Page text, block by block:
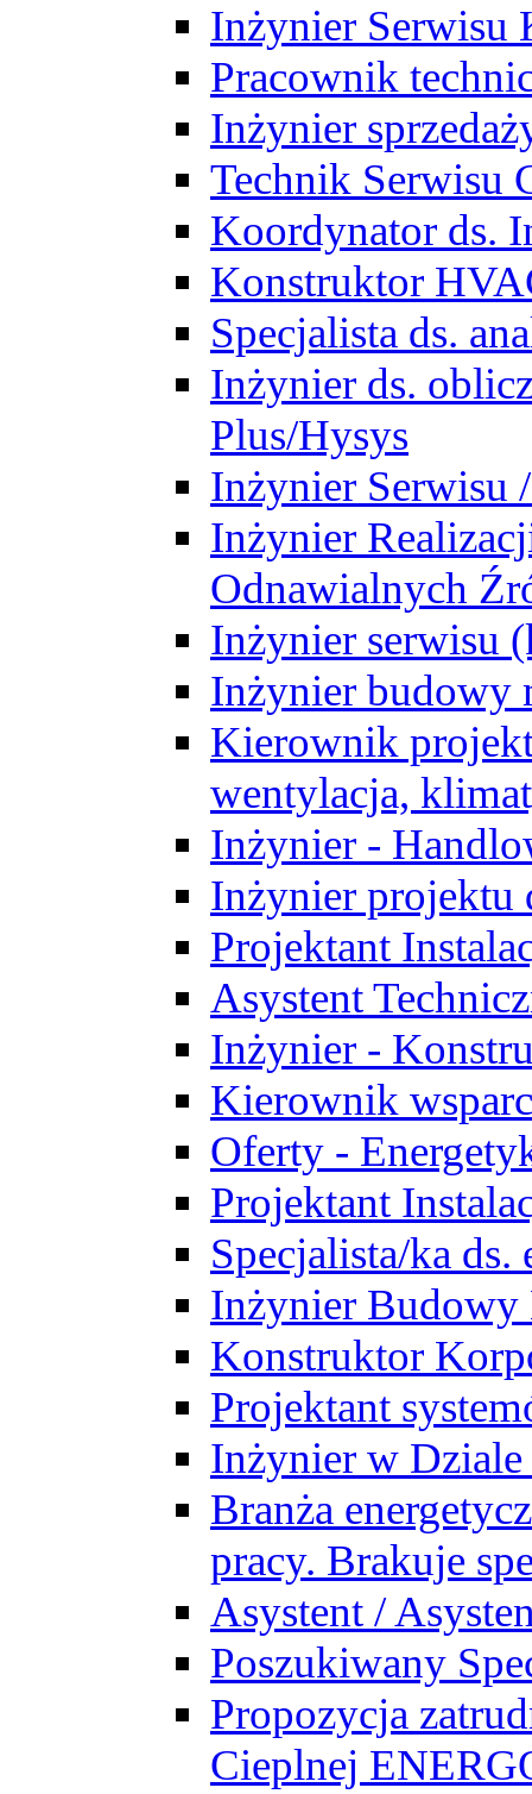
Inżynier Serwisu
Pracownik
Inżynier
Technik Serwisu
Koordynator ds.
Konstruktor
Specjalista ds.
Inżynier ds.
Plus/Hysys
Inżynier Serwisu
Inżynier
Odnawialnych
Inżynier serwisu
Inżynier budowy
Kierownik
wentylacja,
Inżynier -
Inżynier projektu
Projektant
Asystent
Inżynier -
Kierownik
Oferty -
Projektant
Specjalista/ka
Inżynier
Konstruktor
Projektant
Inżynier w
Branża
pracy. Brakuje
Asystent /
Poszukiwany
Propozycja
Cieplnej